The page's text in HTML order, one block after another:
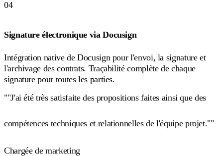
04
Signature électronique via Docusign
Intégration native de Docusign pour l'envoi, la signature et
l'archivage des contrats. Traçabilité complète de chaque
signature pour toutes les parties.
""J'ai été très satisfaite des propositions faites ainsi que des
compétences techniques et relationnelles de l'équipe projet.""
Chargée de marketing